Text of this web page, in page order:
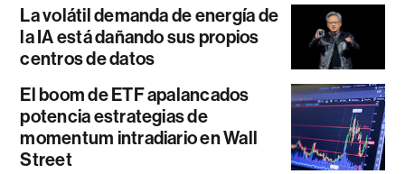
La volátil demanda de energía de
la IA está dañando sus propios
centros de datos
El boom de ETF apalancados
potencia estrategias de
momentum intradiario en Wall
Street